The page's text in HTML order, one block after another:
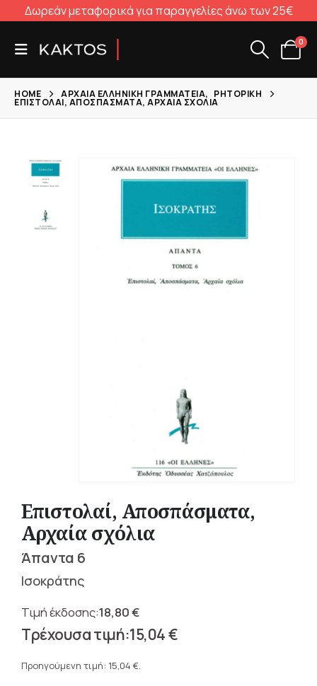
Δωρεάν μεταφορικά για παραγγελίες άνω των 25€
0
HOME ΑΡΧΑΊΑ ΕΛΛΗΝΙΚΉ ΓΡΑΜΜΑΤΕΊΑ, ΡΗΤΟΡΙΚΉ
ΕΠΙΣΤΟΛΑΊ, ΑΠΟΣΠΆΣΜΑΤΑ, ΑΡΧΑΊΑ ΣΧΌΛΙΑ
Επιστολαί, Αποσπάσματα,
Αρχαία σχόλια
Άπαντα 6
Ισοκράτης
18,80€
Original
price
18,80 €.
15,04€
τρέχουσα
Προηγούμενη τιμή: 15,04 €.